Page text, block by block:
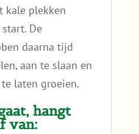
kale plekken
De
daarna tijd
aan te slaan en
laten groeien.
hangt
van: